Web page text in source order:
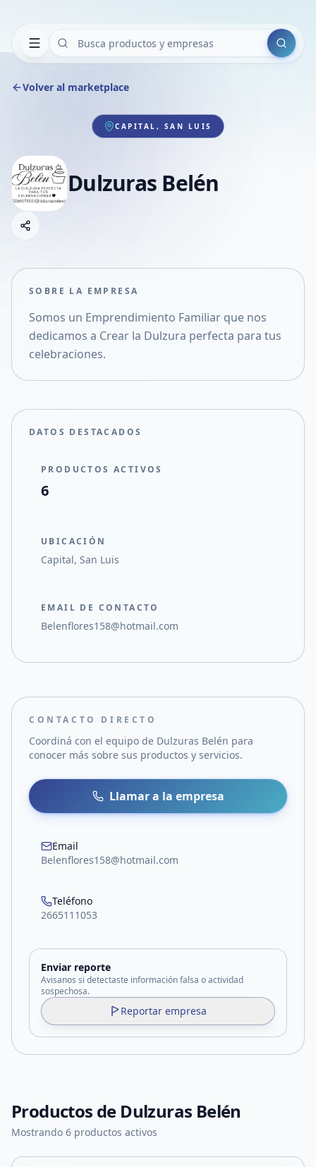
Buscar
Volver al marketplace
CAPITAL, SAN LUIS
Dulzuras Belén
Compartir empresa
Compartir en X
SOBRE LA EMPRESA
Somos un Emprendimiento Familiar que nos
dedicamos a Crear la Dulzura perfecta para tus
celebraciones.
DATOS DESTACADOS
PRODUCTOS ACTIVOS
6
UBICACIÓN
Capital, San Luis
EMAIL DE CONTACTO
Belenflores158@hotmail.com
CONTACTO DIRECTO
Coordiná con el equipo de Dulzuras Belén para
conocer más sobre sus productos y servicios.
Llamar a la empresa
Email
Belenflores158@hotmail.com
Teléfono
2665111053
Enviar reporte
Avisanos si detectaste información falsa o actividad
sospechosa.
Reportar empresa
Productos de Dulzuras Belén
Mostrando 6 productos activos